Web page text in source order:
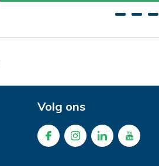
Volg ons
Advies
Advies